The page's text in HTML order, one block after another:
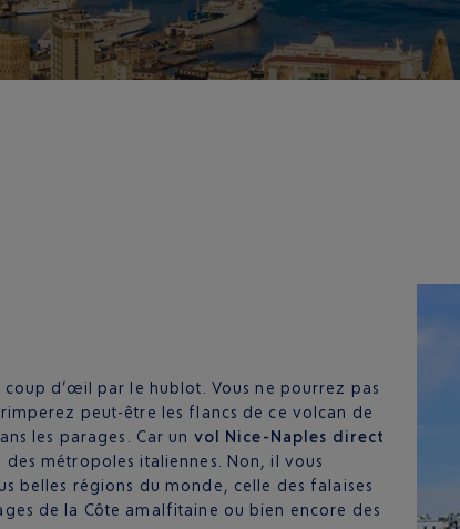
coup d’œil par le hublot. Vous ne pourrez pas
peut-être les flancs de ce volcan de
les parages. Car un vol Nice-Naples direct
métropoles italiennes. Non, il vous
belles régions du monde, celle des falaises
de la Côte amalfitaine ou bien encore des